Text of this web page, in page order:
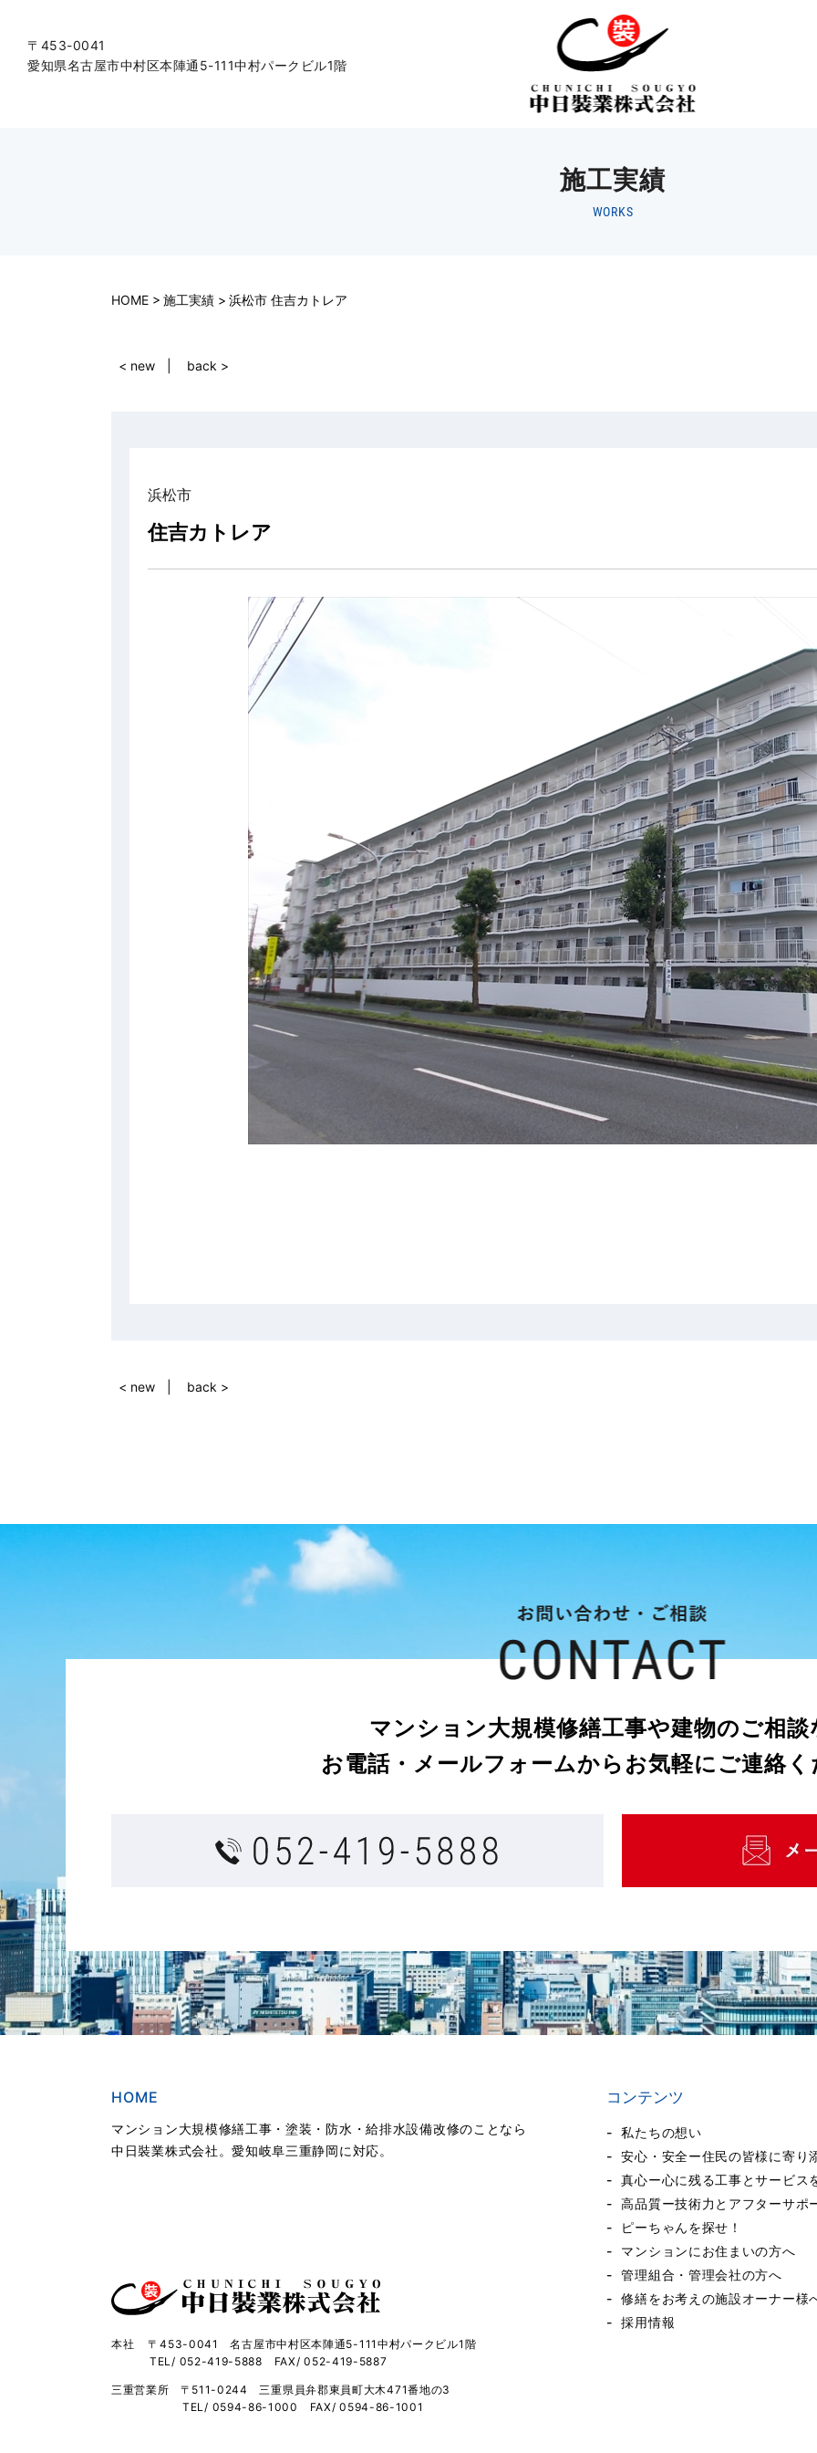
〒453-0041
愛知県名古屋市中村区本陣通5-111中村パークビル1階
施工実績
WORKS
HOME 施工実績 浜松市 住吉カトレア
< new back >
浜松市
住吉カトレア
< new back >
マンション大規模修繕工事や建物のご相談
お電話・メールフォームからお気軽にご連絡
HOME
マンション大規模修繕工事・塗装・防水・給排水設備改修のことなら
中日裝業株式会社。愛知岐阜三重静岡に対応。
コンテンツ
私たちの想い
安心・安全ー住民の皆様に寄り
真心ー心に残る工事とサービス
高品質ー技術力とアフターサポ
ピーちゃんを探せ！
マンションにお住まいの方へ
管理組合・管理会社の方へ
修繕をお考えの施設オーナー様
採用情報
本社 〒453-0041 名古屋市中村区本陣通5-111 中村パークビル1階
TEL/ 052-419-5888 FAX/ 052-419-5887
三重営業所
〒511-0244 三重県員弁郡東員町大木471番地の3
TEL/ 0594-86-1000
FAX/ 0594-86-1001